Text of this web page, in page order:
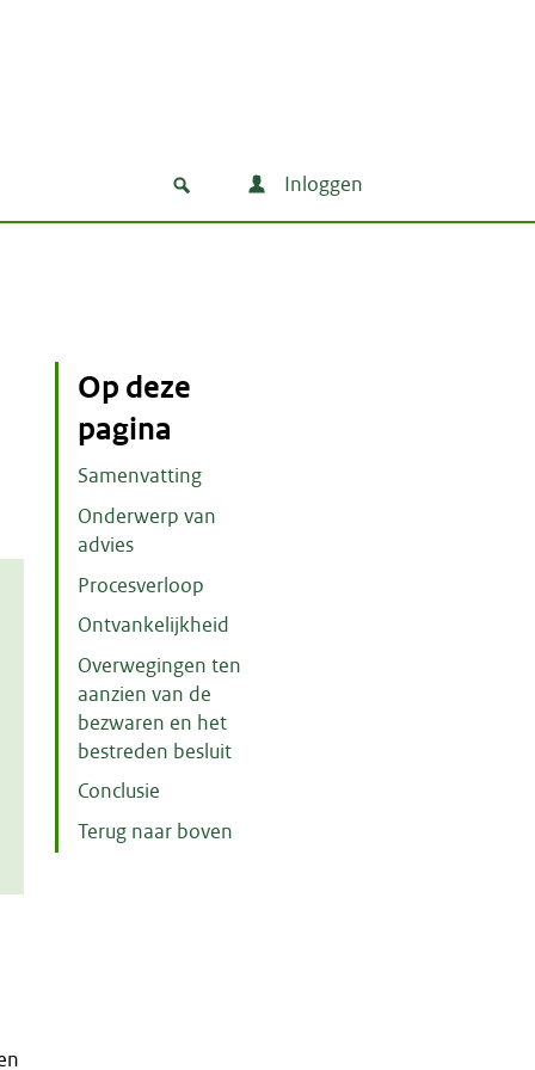
Inloggen
Op deze
pagina
Samenvatting
Onderwerp van
advies
Procesverloop
Ontvankelijkheid
Overwegingen ten
aanzien van de
bezwaren en het
bestreden besluit
Conclusie
Terug naar boven